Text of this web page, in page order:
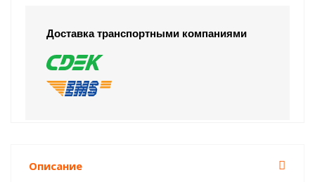
Доставка транспортными компаниями
Описание